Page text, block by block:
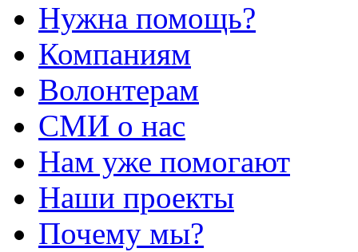
Нужна помощь?
Компаниям
Волонтерам
СМИ о нас
Нам уже помогают
Наши проекты
Почему мы?